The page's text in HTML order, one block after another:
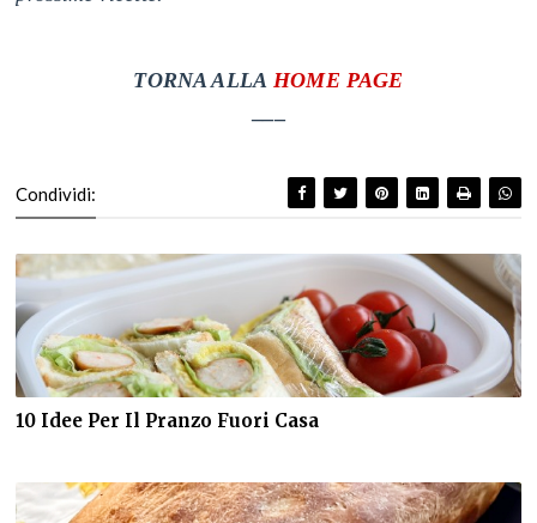
TORNA ALLA HOME PAGE
Condividi:
10 Idee Per Il Pranzo Fuori Casa